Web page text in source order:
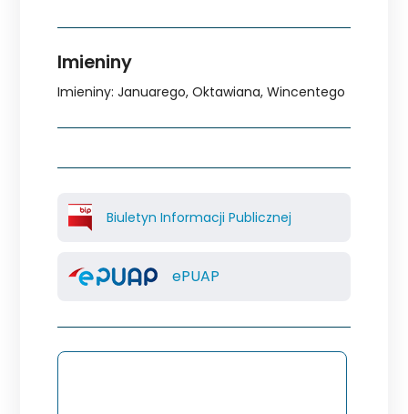
Imieniny
Imieniny: Januarego, Oktawiana, Wincentego
Biuletyn Informacji Publicznej
ePUAP